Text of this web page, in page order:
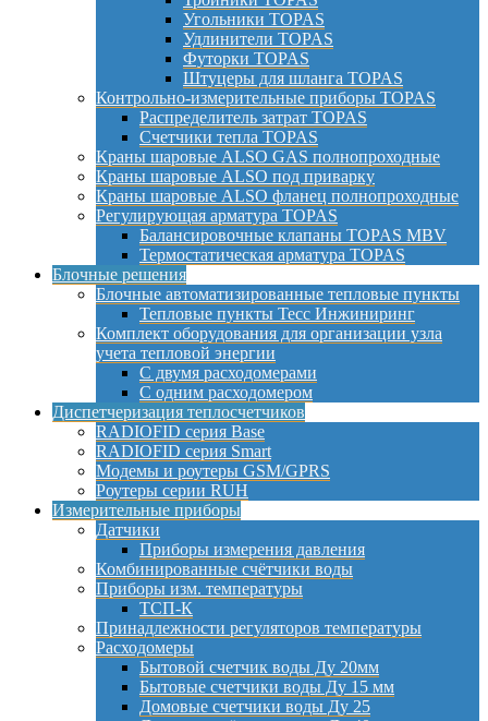
Угольники TOPAS
Удлинители TOPAS
Футорки TOPAS
Штуцеры для шланга TOPAS
Контрольно-измерительные приборы TOPAS
Распределитель затрат TOPAS
Счетчики тепла TOPAS
Краны шаровые ALSO GAS полнопроходные
Краны шаровые ALSO под приварку
Краны шаровые ALSO фланец полнопроходные
Регулирующая арматура TOPAS
Балансировочные клапаны TOPAS MBV
Термостатическая арматура TOPAS
Блочные решения
Блочные автоматизированные тепловые пункты
Тепловые пункты Тесс Инжиниринг
Комплект оборудования для организации узла
учета тепловой энергии
С двумя расходомерами
С одним расходомером
Диспетчеризация теплосчетчиков
RADIOFID серия Base
RADIOFID серия Smart
Модемы и роутеры GSM/GPRS
Роутеры серии RUH
Измерительные приборы
Датчики
Приборы измерения давления
Комбинированные счётчики воды
Приборы изм. температуры
ТСП-К
Принадлежности регуляторов температуры
Расходомеры
Бытовой счетчик воды Ду 20мм
Бытовые счетчики воды Ду 15 мм
Домовые счетчики воды Ду 25